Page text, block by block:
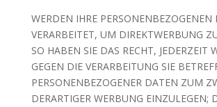
WERDEN IHRE PERSONENBEZOGENEN
VERARBEITET, UM DIREKTWERBUNG
SO HABEN SIE DAS RECHT, JEDERZEIT
GEGEN DIE VERARBEITUNG SIE
PERSONENBEZOGENER DATEN ZUM
DERARTIGER WERBUNG EINZULEGEN;